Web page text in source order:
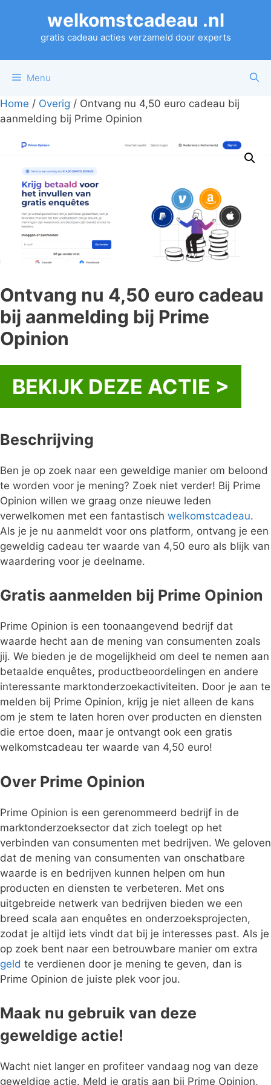
welkomstcadeau .nl
gratis cadeau acties verzameld door experts
Menu
Home / Overig / Ontvang nu 4,50 euro cadeau bij
aanmelding bij Prime Opinion
Ontvang nu 4,50 euro cadeau
bij aanmelding bij Prime
Opinion
BEKIJK DEZE ACTIE >
Beschrijving
Ben je op zoek naar een geweldige manier om beloond
te worden voor je mening? Zoek niet verder! Bij Prime
Opinion willen we graag onze nieuwe leden
verwelkomen met een fantastisch welkomstcadeau.
Als je je nu aanmeldt voor ons platform, ontvang je een
geweldig cadeau ter waarde van 4,50 euro als blijk van
waardering voor je deelname.
Gratis aanmelden bij Prime Opinion
Prime Opinion is een toonaangevend bedrijf dat
waarde hecht aan de mening van consumenten zoals
jij. We bieden je de mogelijkheid om deel te nemen aan
betaalde enquêtes, productbeoordelingen en andere
interessante marktonderzoekactiviteiten. Door je aan te
melden bij Prime Opinion, krijg je niet alleen de kans
om je stem te laten horen over producten en diensten
die ertoe doen, maar je ontvangt ook een gratis
welkomstcadeau ter waarde van 4,50 euro!
Over Prime Opinion
Prime Opinion is een gerenommeerd bedrijf in de
marktonderzoeksector dat zich toelegt op het
verbinden van consumenten met bedrijven. We geloven
dat de mening van consumenten van onschatbare
waarde is en bedrijven kunnen helpen om hun
producten en diensten te verbeteren. Met ons
uitgebreide netwerk van bedrijven bieden we een
breed scala aan enquêtes en onderzoeksprojecten,
zodat je altijd iets vindt dat bij je interesses past. Als je
op zoek bent naar een betrouwbare manier om extra
geld te verdienen door je mening te geven, dan is
Prime Opinion de juiste plek voor jou.
Maak nu gebruik van deze
geweldige actie!
Wacht niet langer en profiteer vandaag nog van deze
geweldige actie. Meld je gratis aan bij Prime Opinion,